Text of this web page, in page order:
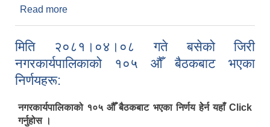
Read more
मिति २०८१।०४।०८ गते बसेको जिरी
नगरकार्यपालिकाको १०५ औँ बैठकबाट भएका
निर्णयहरू:
नगरकार्यपालिकाको १०५ औँ बैठकबाट भएका निर्णय हेेर्न यहाँ Click
गर्नुहोस ।